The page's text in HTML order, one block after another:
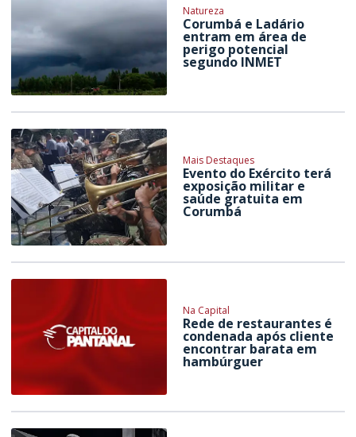
Natureza
Corumbá e Ladário
entram em área de
perigo potencial
segundo INMET
Mais Destaques
Evento do Exército terá
exposição militar e
saúde gratuita em
Corumbá
Na Capital
Rede de restaurantes é
condenada após cliente
encontrar barata em
hambúrguer